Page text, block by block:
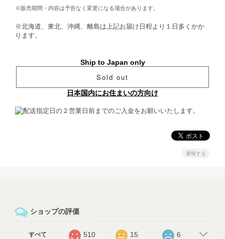
※販売期間・内容は予告なく変更になる場合があります。
※北海道、東北、沖縄、離島は上記お届け日程より１日多くかか
ります。
Ship to Japan only
Sold out
日本国内にお住まいの方向け
通報する
ショップの評価
すべて 510 15 6